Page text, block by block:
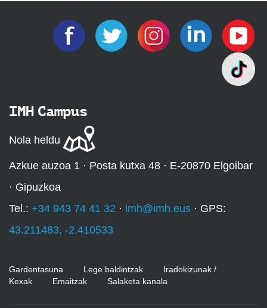
IMH Campus
Nola heldu
Azkue auzoa 1 · Posta kutxa 48 · E-20870 Elgoibar
· Gipuzkoa
Tel.: +34 943 74 41 32 · imh@imh.eus · GPS:
43.211483, -2.410533
Gardentasuna Lege baldintzak
Iradokizunak /
Kexak
Emaitzak Salaketa kanala